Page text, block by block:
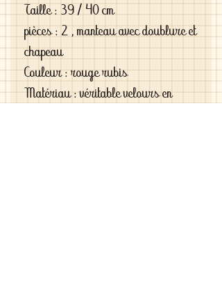
Taille : 39 / 40 cm
pièces : 2 , manteau avec doublure et
chapeau
Couleur : rouge rubis
Matériau : véritable velours en